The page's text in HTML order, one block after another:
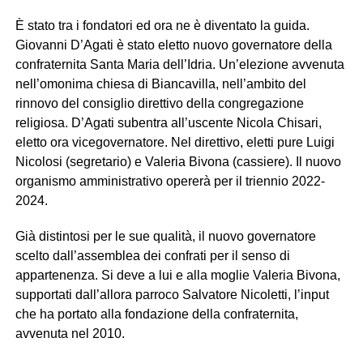
È stato tra i fondatori ed ora ne è diventato la guida.
Giovanni D’Agati è stato eletto nuovo governatore della
confraternita Santa Maria dell’Idria. Un’elezione avvenuta
nell’omonima chiesa di Biancavilla, nell’ambito del
rinnovo del consiglio direttivo della congregazione
religiosa. D’Agati subentra all’uscente Nicola Chisari,
eletto ora vicegovernatore. Nel direttivo, eletti pure Luigi
Nicolosi (segretario) e Valeria Bivona (cassiere). Il nuovo
organismo amministrativo opererà per il triennio 2022-
2024.
Già distintosi per le sue qualità, il nuovo governatore
scelto dall’assemblea dei confrati per il senso di
appartenenza. Si deve a lui e alla moglie Valeria Bivona,
supportati dall’allora parroco Salvatore Nicoletti, l’input
che ha portato alla fondazione della confraternita,
avvenuta nel 2010.